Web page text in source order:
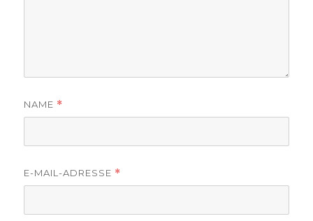
NAME *
E-MAIL-ADRESSE *